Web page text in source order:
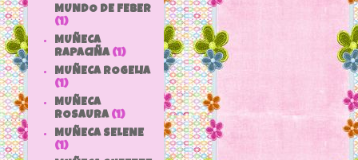
MUNDO DE FEBER
(1)
MUÑECA
RAPACIÑA (1)
MUÑECA ROGELIA
(1)
MUÑECA
ROSAURA (1)
MUÑECA SELENE
(1)